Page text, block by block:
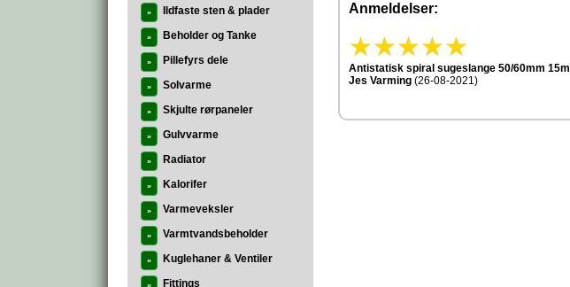
» Ildfaste sten & plader
» Beholder og Tanke
» Pillefyrs dele
» Solvarme
» Skjulte rørpaneler
» Gulvvarme
» Radiator
» Kalorifer
» Varmeveksler
» Varmtvandsbeholder
» Kuglehaner & Ventiler
» Fittings
Anmeldelser:
Antistatisk spiral sugeslange 50/60mm 15m
Jes Varming (26-08-2021)